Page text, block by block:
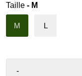
Taille - M
M L
-